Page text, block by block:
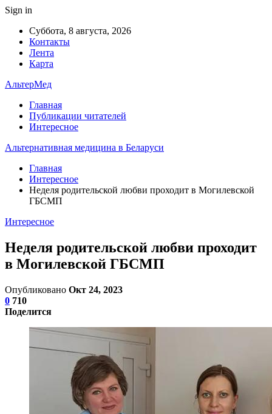
Sign in
Суббота, 8 августа, 2026
Контакты
Лента
Карта
АльтерМед
Главная
Публикации читателей
Интересное
Альтернативная медицина в Беларуси
Главная
Интересное
Неделя родительской любви проходит в Могилевской
ГБСМП
Интересное
Неделя родительской любви проходит
в Могилевской ГБСМП
Опубликовано Окт 24, 2023
0 710
Поделится